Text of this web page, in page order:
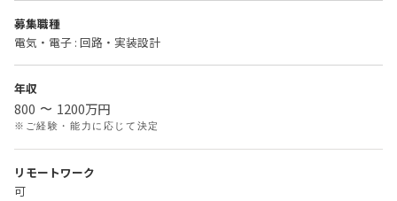
募集職種
電気・電子 : 回路・実装設計
年収
800 〜 1200万円
※ご経験・能力に応じて決定
リモートワーク
可